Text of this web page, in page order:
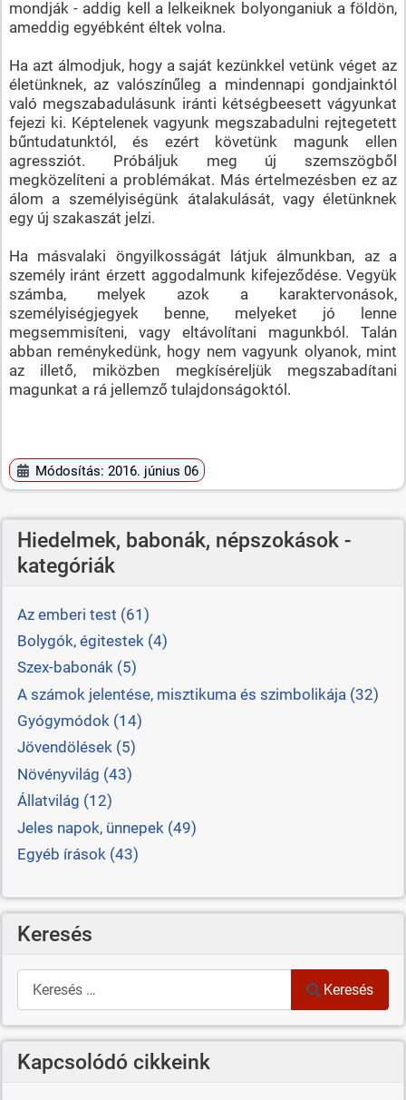
mondják - addig kell a lelkeiknek bolyonganiuk a földön,
ameddig egyébként éltek volna.
Ha azt álmodjuk, hogy a saját kezünkkel vetünk véget az
életünknek, az valószínűleg a mindennapi gondjainktól
való megszabadulásunk iránti kétségbeesett vágyunkat
fejezi ki. Képtelenek vagyunk megszabadulni rejtegetett
bűntudatunktól, és ezért követünk magunk ellen
agressziót. Próbáljuk meg új szemszögből
megközelíteni a problémákat. Más értelmezésben ez az
álom a személyiségünk átalakulását, vagy életünknek
egy új szakaszát jelzi.
Ha másvalaki öngyilkosságát látjuk álmunkban, az a
személy iránt érzett aggodalmunk kifejeződése. Vegyük
számba, melyek azok a karaktervonások,
személyiségjegyek benne, melyeket jó lenne
megsemmisíteni, vagy eltávolítani magunkból. Talán
abban reménykedünk, hogy nem vagyunk olyanok, mint
az illető, miközben megkíséreljük megszabadítani
magunkat a rá jellemző tulajdonságoktól.
Módosítás: 2016. június 06
Hiedelmek, babonák, népszokások -
kategóriák
Az emberi test (61)
Bolygók, égitestek (4)
Szex-babonák (5)
A számok jelentése, misztikuma és szimbolikája (32)
Gyógymódok (14)
Jövendölések (5)
Növényvilág (43)
Állatvilág (12)
Jeles napok, ünnepek (49)
Egyéb írások (43)
Keresés
Keresés
Keresés
Kapcsolódó cikkeink